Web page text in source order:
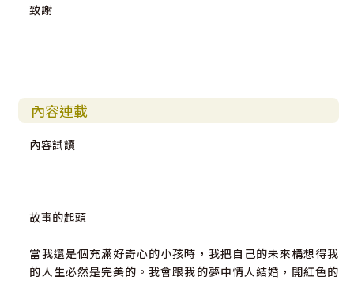
致謝
內容連載
內容試讀
故事的起頭
當我還是個充滿好奇心的小孩時，我把自己的未來構想得我
的人生必然是完美的。我會跟我的夢中情人結婚，開紅色的